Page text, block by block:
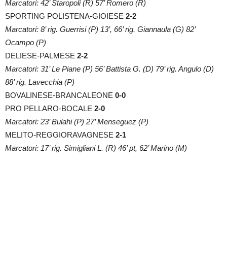
Marcatori: 42’ Staropoli (R) 57’ Romero (R)
SPORTING POLISTENA-GIOIESE 2-2
Marcatori: 8’ rig. Guerrisi (P) 13’, 66’ rig. Giannaula (G) 82’
Ocampo (P)
DELIESE-PALMESE 2-2
Marcatori: 31’ Le Piane (P) 56’ Battista G. (D) 79’ rig. Angulo (D)
88’ rig. Lavecchia (P)
BOVALINESE-BRANCALEONE 0-0
PRO PELLARO-BOCALE 2-0
Marcatori: 23’ Bulahi (P) 27’ Menseguez (P)
MELITO-REGGIORAVAGNESE 2-1
Marcatori: 17’ rig. Simigliani L. (R) 46’ pt, 62’ Marino (M)